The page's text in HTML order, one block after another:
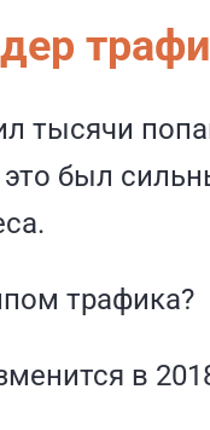
тысячи
это был
трафика?
в